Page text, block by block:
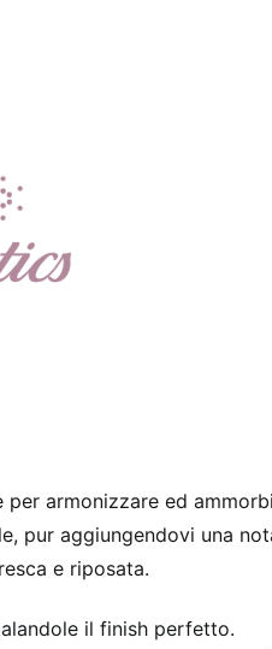
armonizzare ed
aggiungendovi una
e riposata.
il finish perfetto.